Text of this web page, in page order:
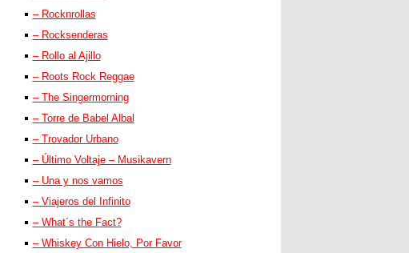
– Rocknrollas
– Rocksenderas
– Rollo al Ajillo
– Roots Rock Reggae
– The Singermorning
– Torre de Babel Albal
– Trovador Urbano
– Último Voltaje – Musikavern
– Una y nos vamos
– Viajeros del Infinito
– What´s the Fact?
– Whiskey Con Hielo, Por Favor